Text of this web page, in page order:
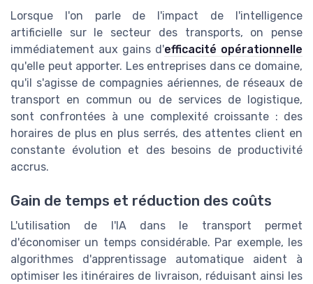
Lorsque l'on parle de l'impact de l'intelligence
artificielle sur le secteur des transports, on pense
immédiatement aux gains d'efficacité opérationnelle
qu'elle peut apporter. Les entreprises dans ce domaine,
qu'il s'agisse de compagnies aériennes, de réseaux de
transport en commun ou de services de logistique,
sont confrontées à une complexité croissante : des
horaires de plus en plus serrés, des attentes client en
constante évolution et des besoins de productivité
accrus.
Gain de temps et réduction des coûts
L'utilisation de l'IA dans le transport permet
d'économiser un temps considérable. Par exemple, les
algorithmes d'apprentissage automatique aident à
optimiser les itinéraires de livraison, réduisant ainsi les